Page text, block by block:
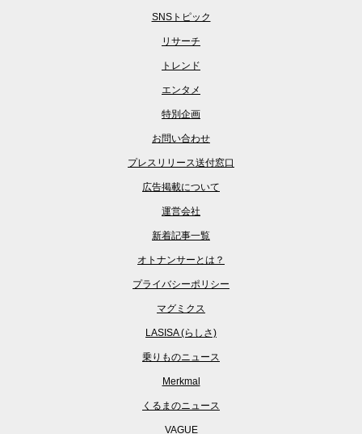
SNSトピック
リサーチ
トレンド
エンタメ
特別企画
お問い合わせ
プレスリリース送付窓口
広告掲載について
運営会社
新着記事一覧
オトナンサーとは？
プライバシーポリシー
マグミクス
LASISA (らしさ)
乗りものニュース
Merkmal
くるまのニュース
VAGUE